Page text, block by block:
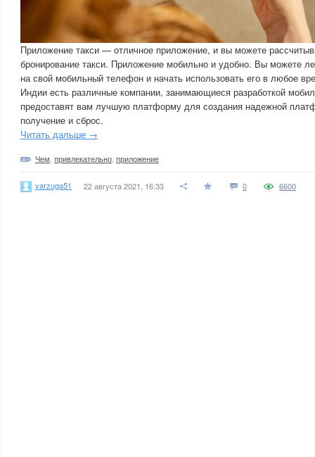
Приложение такси — отличное приложение, и вы можете
бронирование такси. Приложение мобильно и удобно. Вы можете
на свой мобильный телефон и начать использовать его в любое
Индии есть различные компании, занимающиеся разработкой
предоставят вам лучшую платформу для создания надежной
получение и сброс.
Читать дальше →
Чем привлекательно приложение
varzuga51 22 августа 2021, 16:33 0 6600